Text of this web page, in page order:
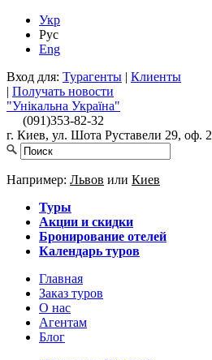
Укр
Рус
Eng
Вход для: Турагенты | Клиенты
| Получать новости
"Унікальна Україна"
(091)353-82-32
г. Киев, ул. Шота Руставели 29, оф. 2
Например: Львов или Киев
Туры
Акции и скидки
Бронирование отелей
Календарь туров
Главная
Заказ туров
О нас
Агентам
Блог